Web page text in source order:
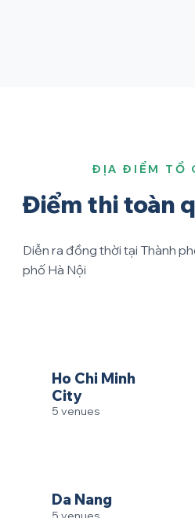
ĐỊA ĐIỂM TỔ
Điểm thi toàn
Diễn ra đồng thời tại Thành
phố Hà Nội
Ho Chi Minh
City
5 venues
Da Nang